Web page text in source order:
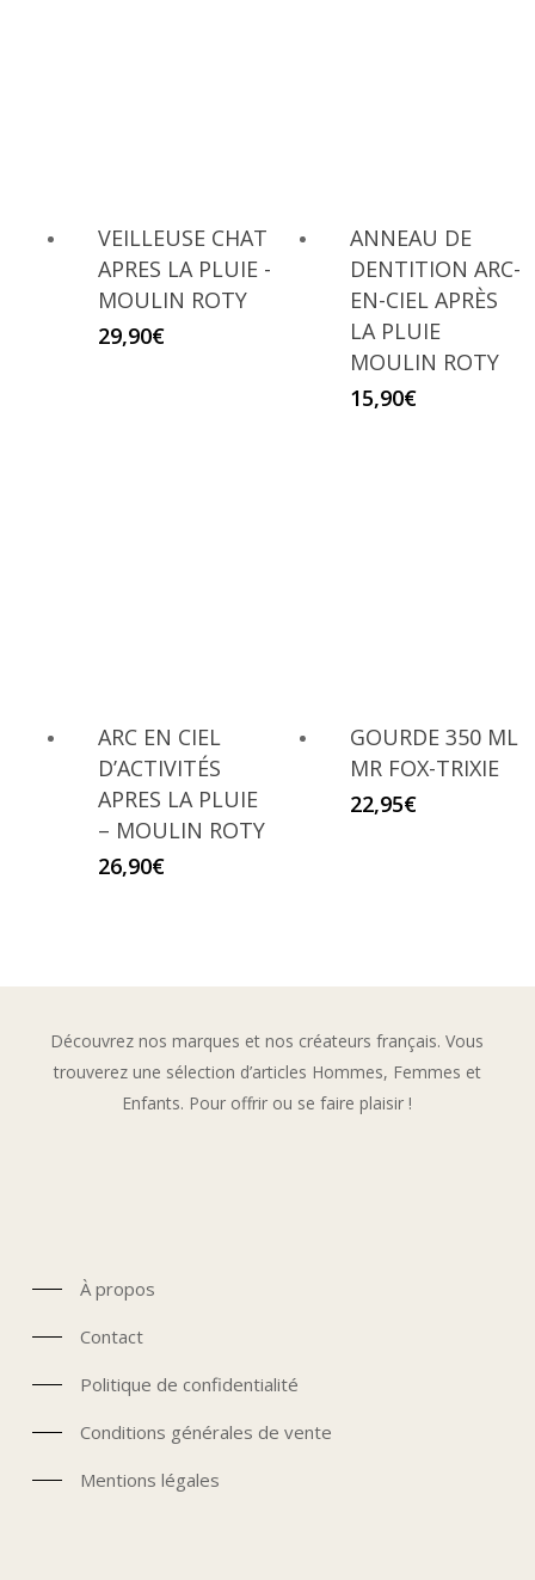
VEILLEUSE CHAT
APRES LA PLUIE -
MOULIN ROTY
29,90€
ANNEAU DE
DENTITION ARC-
EN-CIEL APRÈS
LA PLUIE
MOULIN ROTY
15,90€
ARC EN CIEL
D’ACTIVITÉS
APRES LA PLUIE
– MOULIN ROTY
26,90€
GOURDE 350 ML
MR FOX-TRIXIE
22,95€
Découvrez nos marques et nos créateurs français. Vous
trouverez une sélection d’articles Hommes, Femmes et
Enfants. Pour offrir ou se faire plaisir !
À propos
Contact
Politique de confidentialité
Conditions générales de vente
Mentions légales